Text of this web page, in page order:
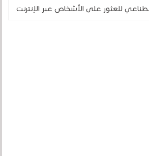
للعثور على الأشخاص عبر الإنترنت